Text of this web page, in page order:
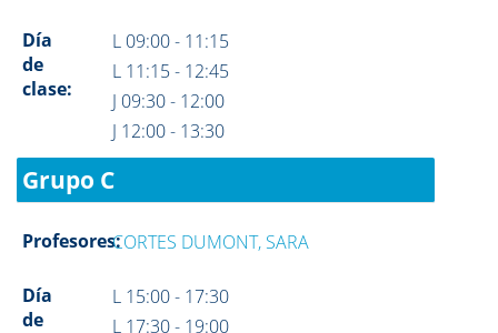
Día
de
clase:
L 09:00 - 11:15
L 11:15 - 12:45
J 09:30 - 12:00
J 12:00 - 13:30
Grupo C
Profesores:CORTES DUMONT, SARA
Día
de
L 15:00 - 17:30
L 17:30 - 19:00